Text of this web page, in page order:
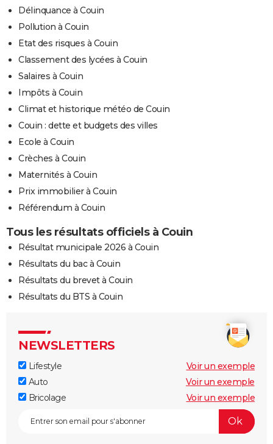
Délinquance à Couin
Pollution à Couin
Etat des risques à Couin
Classement des lycées à Couin
Salaires à Couin
Impôts à Couin
Climat et historique météo de Couin
Couin : dette et budgets des villes
Ecole à Couin
Crèches à Couin
Maternités à Couin
Prix immobilier à Couin
Référendum à Couin
Tous les résultats officiels à Couin
Résultat municipale 2026 à Couin
Résultats du bac à Couin
Résultats du brevet à Couin
Résultats du BTS à Couin
NEWSLETTERS
Lifestyle
Voir un exemple
Auto
Voir un exemple
Bricolage
Voir un exemple